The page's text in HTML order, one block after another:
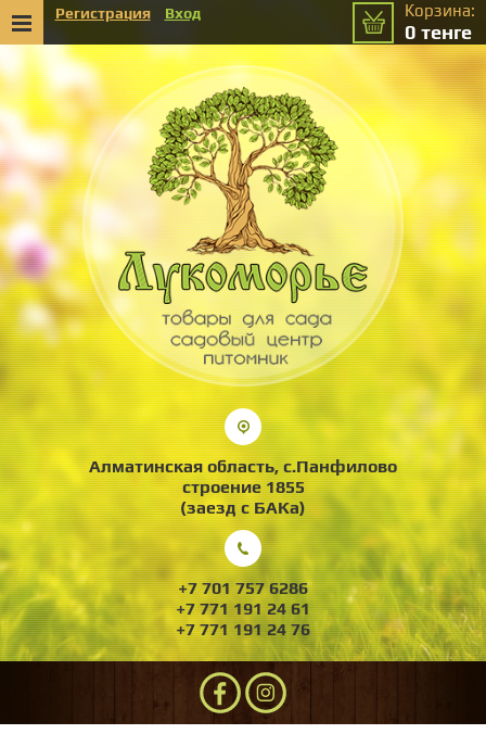
Корзина:
0 тенге
Регистрация Вход
Алматинская область, с.Панфилово
строение 1855
(заезд с БАКа)
+7 701 757 6286
+7 771 191 24 61
+7 771 191 24 76